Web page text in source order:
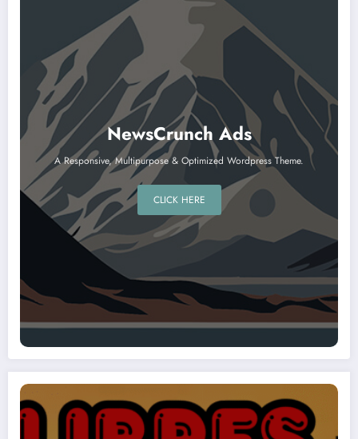
NewsCrunch Ads
A Responsive, Multipurpose & Optimized Wordpress Theme.
CLICK HERE